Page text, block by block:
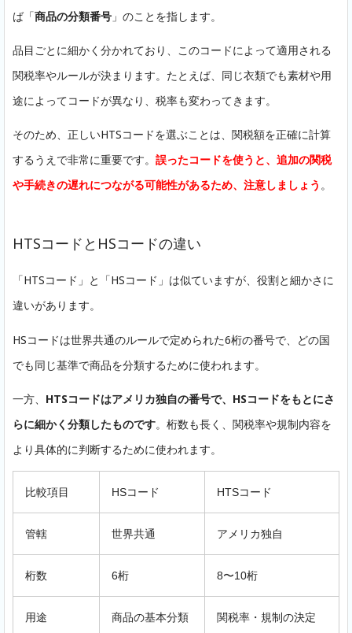
ば「商品の分類番号 」のことを指します。
品目ごとに細かく分かれており、このコードによって適用される
関税率やルールが決まります。たとえば、同じ衣類でも素材や用
途によってコードが異なり、税率も変わってきます。
そのため、正しいHTSコードを選ぶことは、関税額を正確に計算
するうえで非常に重要です。 誤ったコードを使うと、追加の関税
や手続きの遅れにつながる可能性があるため、注意しましょう 。
HTSコードとHSコードの違い
「HTSコード」と「HSコード」は似ていますが、役割と細かさに
違いがあります。
HSコードは世界共通のルールで定められた6桁の番号で、どの国
でも同じ基準で商品を分類するために使われます。
一方、 HTSコードはアメリカ独自の番号で、HSコードをもとにさ
らに細かく分類したものです。桁数も長く、関税率や規制内容を
より具体的に判断するために使われます。
比較項目 HSコード HTSコード
管轄 世界共通 アメリカ独自
桁数 6桁 8〜10桁
用途 商品の基本分類 関税率・規制の決定